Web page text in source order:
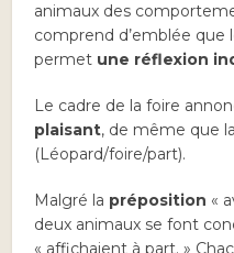
animaux des
comprend d’emblée que
permet une réflexion
Le cadre de la foire
plaisant, de même que la
(Léopard/foire/part).
Malgré la préposition «
deux animaux se font
« affichaient à part. »